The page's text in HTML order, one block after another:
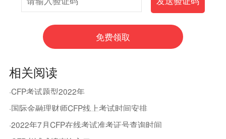
相关阅读
·CFP考试题型2022年
·国际金融理财师CFP线上考试时间安排
·2022年7月CFP在线考试准考证号查询时间